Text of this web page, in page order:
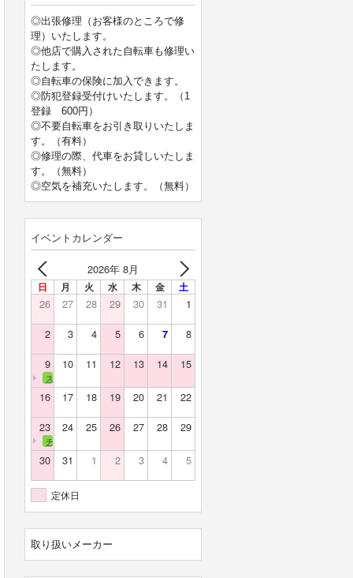
◎出張修理（お客様のところで修
理）いたします。
◎他店で購入された自転車も修理い
たします。
◎自転車の保険に加入できます。
◎防犯登録受付けいたします。（1
登録 600円）
◎不要自転車をお引き取りいたしま
す。（有料）
◎修理の際、代車をお貸しいたしま
す。（無料）
◎空気を補充いたします。（無料）
イベントカレンダー
2026年 8月
日 月 火 水 木 金 土
26 27 28 29 30 31
1
2
3 4 5 6 7
8
9
10 11 12 13 14 15
スカイバレー
16 17 18 19 20 21
22
23
24 25 26 27 28 29
チェリーランド
30 31 1 2 3 4 5
定休日
取り扱いメーカー